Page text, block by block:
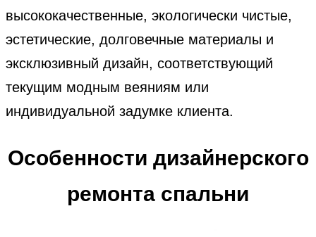
высококачественные, экологически чистые,
эстетические, долговечные материалы и
эксклюзивный дизайн, соответствующий
текущим модным веяниям или
индивидуальной задумке клиента.
Особенности дизайнерского
ремонта спальни